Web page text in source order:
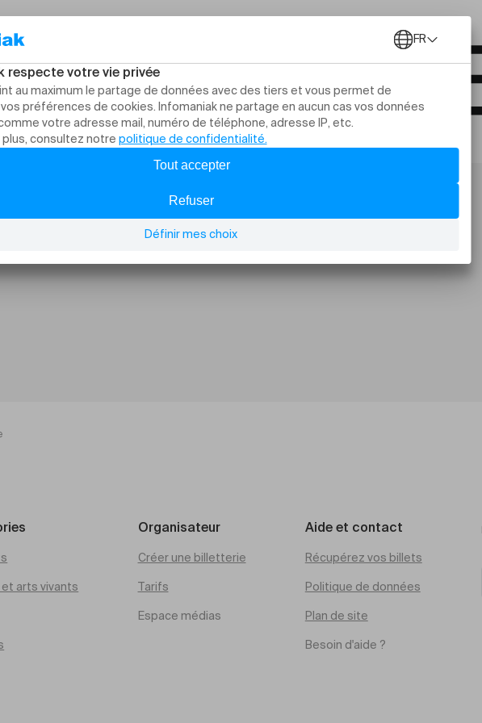
et arts vivants
Organisateur
Créer une billetterie
Tarifs
Espace médias
Aide et contact
Récupérez vos billets
Politique de données
Plan de site
Besoin d'aide ?